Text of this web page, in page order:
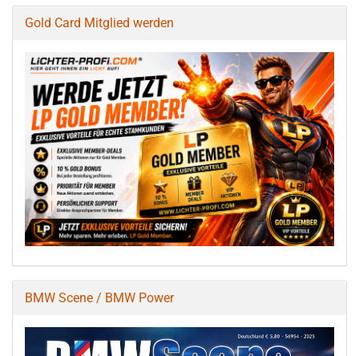
Gold Card Mitglied werden
BMW Scene / BMW Power